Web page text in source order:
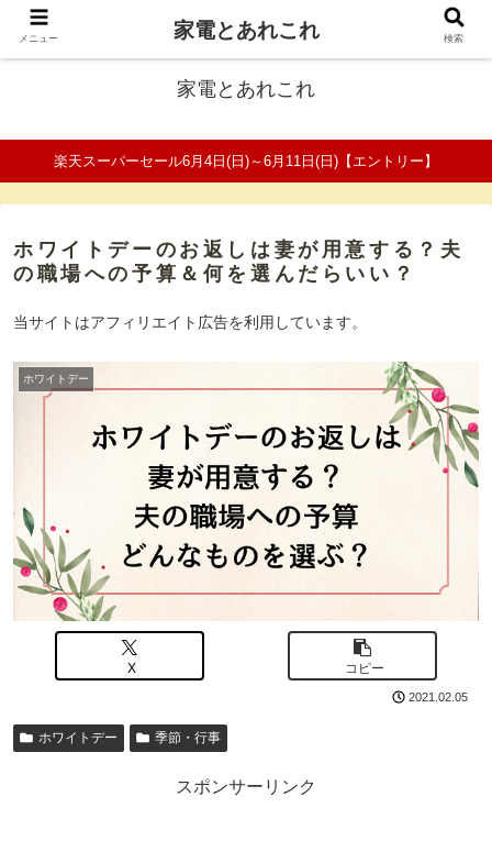
ファミリーの家電口コミ＆比較サイト
家電とあれこれ
楽天スーパーセール6月4日(日)～6月11日(日)【エントリー】
ホワイトデーのお返しは妻が用意する？夫
の職場への予算＆何を選んだらいい？
当サイトはアフィリエイト広告を利用しています。
ホワイトデー
X コピー
2021.02.05
ホワイトデー 季節・行事
スポンサーリンク
メニュー 家電とあれこれ 検索